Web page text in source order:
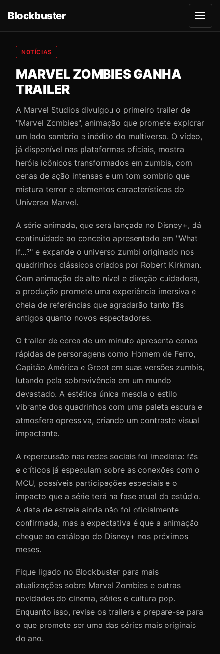
Blockbuster
A
b
r
NOTÍCIAS
MARVEL ZOMBIES GANHA
TRAILER
A Marvel Studios divulgou o primeiro trailer de
"Marvel Zombies", animação que promete explorar
um lado sombrio e inédito do multiverso. O vídeo,
já disponível nas plataformas oficiais, mostra
heróis icônicos transformados em zumbis, com
cenas de ação intensas e um tom sombrio que
mistura terror e elementos característicos do
Universo Marvel.
A série animada, que será lançada no Disney+, dá
continuidade ao conceito apresentado em "What
If…?" e expande o universo zumbi originado nos
quadrinhos clássicos criados por Robert Kirkman.
Com animação de alto nível e direção cuidadosa,
a produção promete uma experiência imersiva e
cheia de referências que agradarão tanto fãs
antigos quanto novos espectadores.
O trailer de cerca de um minuto apresenta cenas
rápidas de personagens como Homem de Ferro,
Capitão América e Groot em suas versões zumbis,
lutando pela sobrevivência em um mundo
devastado. A estética única mescla o estilo
vibrante dos quadrinhos com uma paleta escura e
atmosfera opressiva, criando um contraste visual
impactante.
A repercussão nas redes sociais foi imediata: fãs
e críticos já especulam sobre as conexões com o
MCU, possíveis participações especiais e o
impacto que a série terá na fase atual do estúdio.
A data de estreia ainda não foi oficialmente
confirmada, mas a expectativa é que a animação
chegue ao catálogo do Disney+ nos próximos
meses.
Fique ligado no Blockbuster para mais
atualizações sobre Marvel Zombies e outras
novidades do cinema, séries e cultura pop.
Enquanto isso, revise os trailers e prepare-se para
o que promete ser uma das séries mais originais
do ano.